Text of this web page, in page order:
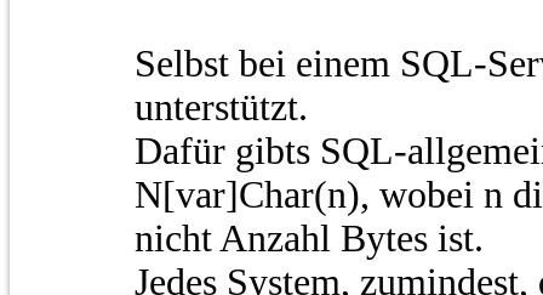
Selbst bei einem SQL-
unterstützt.
Dafür gibts SQL-
N[var]Char(n), wobei n
nicht Anzahl Bytes ist.
Jedes System,